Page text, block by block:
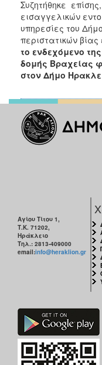
Συζητήθηκε
εισαγγελικών
υπηρεσίες του
περιστατικών
το ενδεχόμενο
δομής Βραχείας
στον Δήμο
Αγίου Τίτου 1,
Τ.Κ. 71202,
Ηράκλειο
Τηλ.: 2813-409000
email:info@heraklion.gr